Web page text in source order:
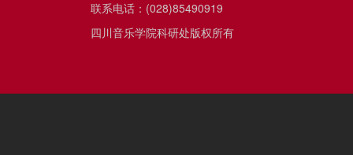
联系电话：(028)85490919
四川音乐学院科研处版权所有